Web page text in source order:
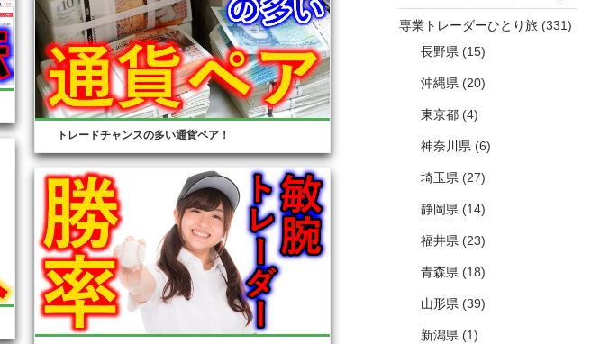
トレードチャンスの多い通貨ペア！
専業トレーダーひとり旅 (331)
長野県 (15)
沖縄県 (20)
東京都 (4)
神奈川県 (6)
埼玉県 (27)
静岡県 (14)
福井県 (23)
青森県 (18)
山形県 (39)
新潟県 (1)